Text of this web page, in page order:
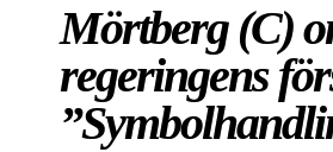
Mörtberg (C)
regeringens